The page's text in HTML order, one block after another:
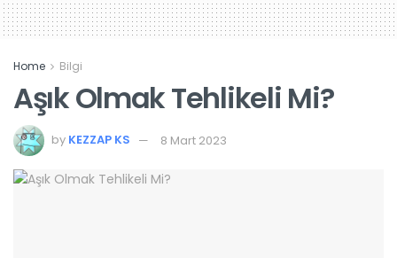
Home Bilgi
Aşık Olmak Tehlikeli Mi?
by KEZZAP KS 8 Mart 2023